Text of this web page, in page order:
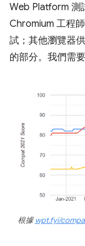
Web Platform 測
Chromium 工程
試；其他瀏覽器
的部分。我們需
根據wpt.fyi/